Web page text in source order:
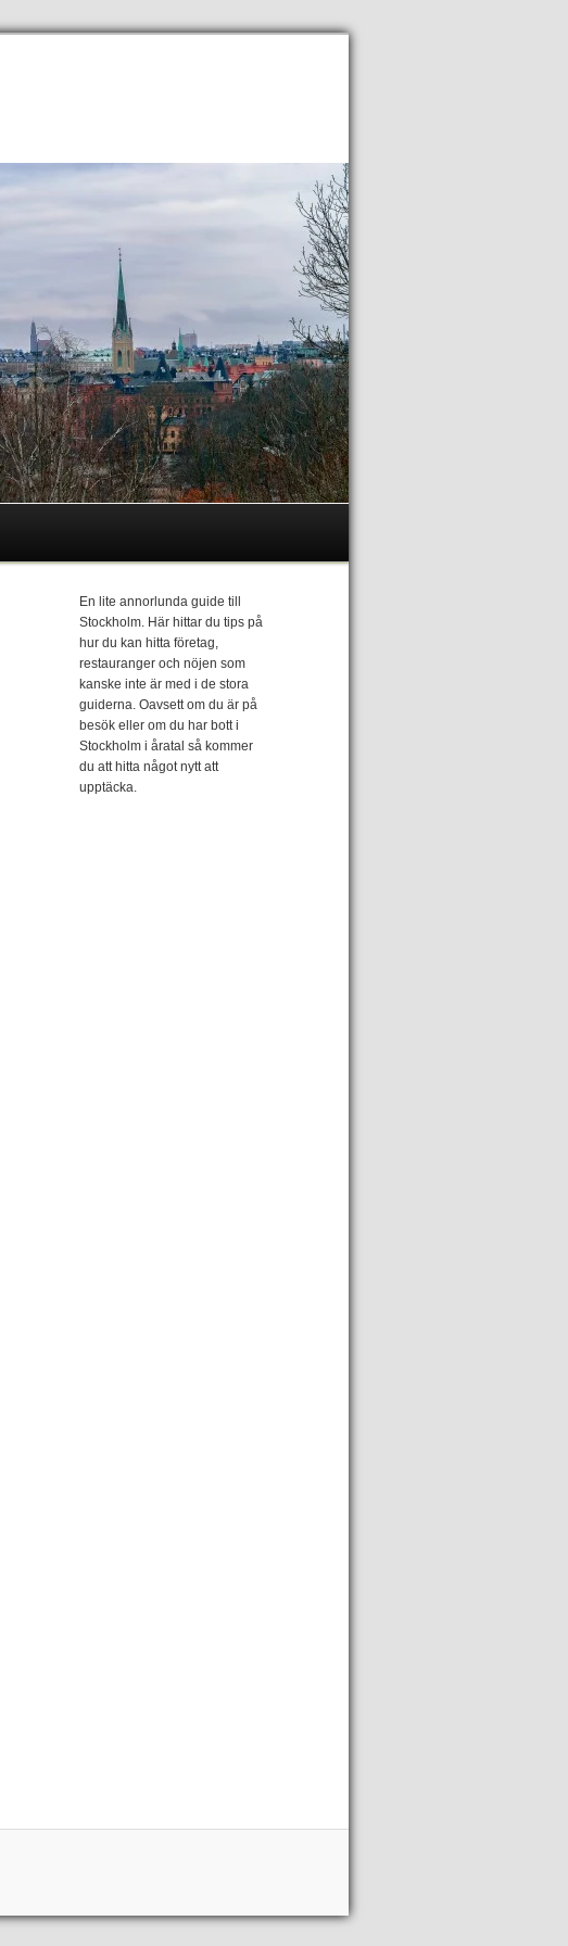
En lite annorlunda guide till
Stockholm. Här hittar du tips på
hur du kan hitta företag,
restauranger och nöjen som
kanske inte är med i de stora
guiderna. Oavsett om du är på
besök eller om du har bott i
Stockholm i åratal så kommer
du att hitta något nytt att
upptäcka.